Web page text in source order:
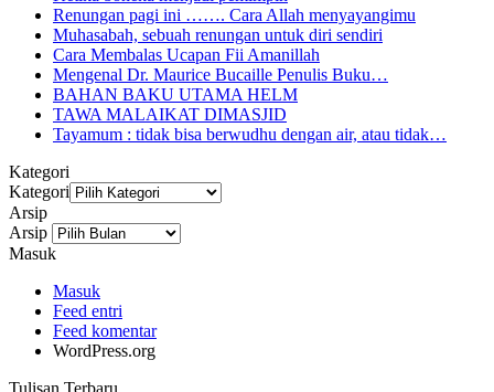
Renungan pagi ini ……. Cara Allah menyayangimu
Muhasabah, sebuah renungan untuk diri sendiri
Cara Membalas Ucapan Fii Amanillah
Mengenal Dr. Maurice Bucaille Penulis Buku…
BAHAN BAKU UTAMA HELM
TAWA MALAIKAT DIMASJID
Tayamum : tidak bisa berwudhu dengan air, atau tidak…
Kategori
Kategori
Arsip
Arsip
Masuk
Masuk
Feed entri
Feed komentar
WordPress.org
Tulisan Terbaru